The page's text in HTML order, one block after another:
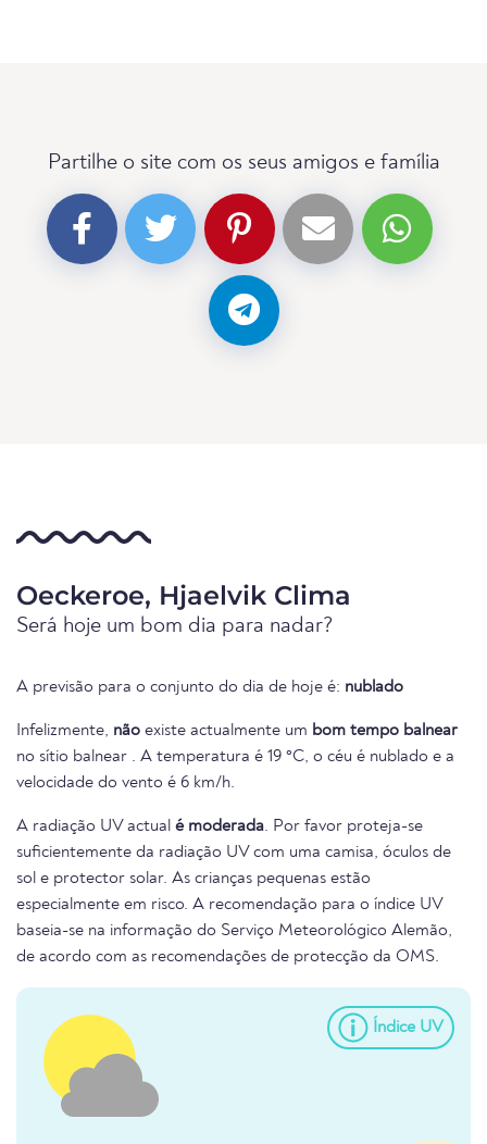
Partilhe o site com os seus amigos e família
Oeckeroe, Hjaelvik Clima
Será hoje um bom dia para nadar?
A previsão para o conjunto do dia de hoje é: nublado
Infelizmente, não existe actualmente um bom tempo balnear
no sítio balnear . A temperatura é 19 °C, o céu é nublado e a
velocidade do vento é 6 km/h.
A radiação UV actual é moderada. Por favor proteja-se
suficientemente da radiação UV com uma camisa, óculos de
sol e protector solar. As crianças pequenas estão
especialmente em risco. A recomendação para o índice UV
baseia-se na informação do Serviço Meteorológico Alemão,
de acordo com as recomendações de protecção da OMS.
Índice UV